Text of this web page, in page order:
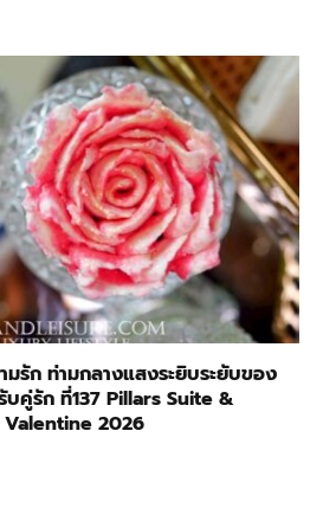
รัก ท่ามกลางแสงระยิบระยับของ
บคู่รัก ที่137 Pillars Suite &
2026